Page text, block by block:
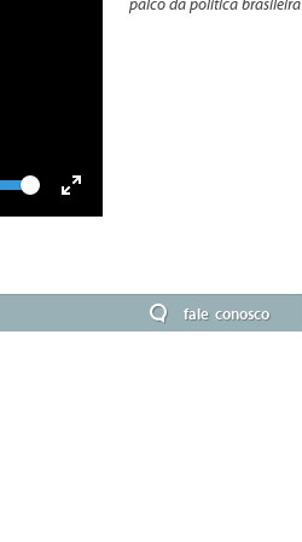
palco da política brasileira
fale conosco